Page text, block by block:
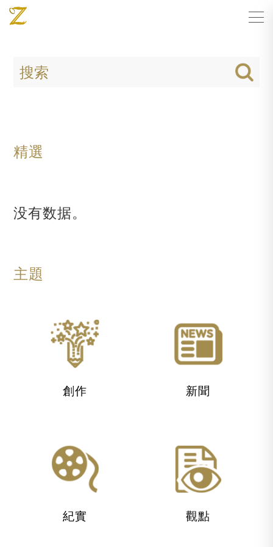
精選
没有数据。
主題
創作 新聞
紀實 觀點